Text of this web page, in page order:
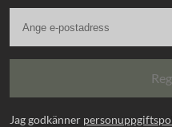
Jag godkänner